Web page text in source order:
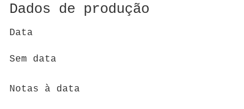
Dados de produção
Data
Sem data
Notas à data